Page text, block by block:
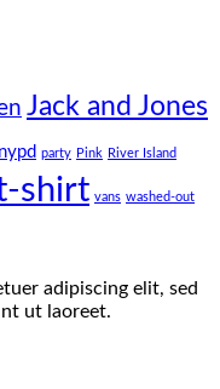
another
post
with
Gallery
Jack and Jones
nypd party Pink River Island
shirt vans washed-out
adipiscing elit, sed
ut laoreet.